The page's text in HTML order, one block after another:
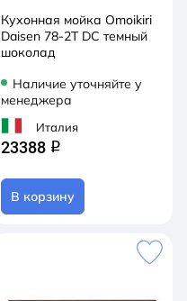
Кухонная мойка Omoikiri
Daisen 78-2T DC темный
шоколад
Наличие уточняйте у
менеджера
Италия
23388 q
В корзину